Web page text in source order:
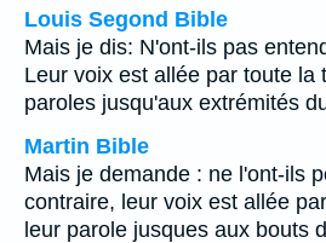
Louis Segond Bible
Mais je dis: N'ont-ils pas
Leur voix est allée par toute la
paroles jusqu'aux extrémités
Martin Bible
Mais je demande : ne l'ont-ils
contraire, leur voix est allée
leur parole jusques aux bouts